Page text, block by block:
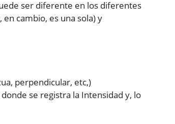
ser diferente en los diferentes
cambio, es una sola) y
perpendicular, etc,)
se registra la Intensidad y, lo